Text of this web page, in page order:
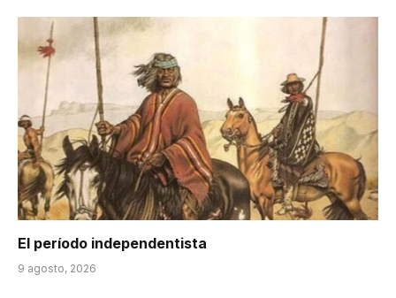
El período independentista
9 agosto, 2026